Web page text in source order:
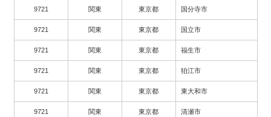
9721 関東 東京都 国分寺市
9721 関東 東京都 国立市
9721 関東 東京都 福生市
9721 関東 東京都 狛江市
9721 関東 東京都 東大和市
9721 関東 東京都 清瀬市